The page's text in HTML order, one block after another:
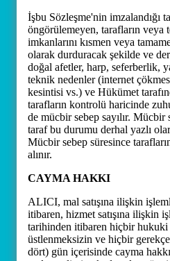
İşbu Sözleşme'nin imzalandığı
öngörülemeyen, tarafların veya
imkanlarını kısmen veya
olarak durduracak şekilde ve
doğal afetler, harp, seferberlik,
teknik nedenler (internet
kesintisi vs.) ve Hükümet
tarafların kontrolü haricinde
de mücbir sebep sayılır.
taraf bu durumu derhal yazlı
Mücbir sebep süresince
alınır.
CAYMA HAKKI
ALICI, mal satışına ilişkin
itibaren, hizmet satışına ilişkin
tarihinden itibaren hiçbir
üstlenmeksizin ve hiçbir
dört) gün içerisinde cayma